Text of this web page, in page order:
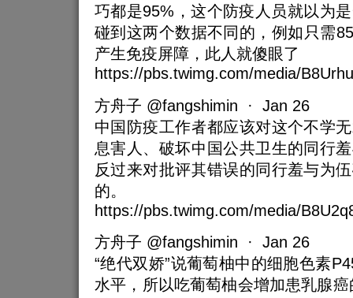
巧都是95%，这个防疫人员就以为
碰到这两个数据不同的，例如只需
产生免疫屏障，此人就傻眼了
https://pbs.twimg.com/media/
方舟子 @fangshimin · Jan 26
中国防疫工作者都应该对这个不学
息害人、破坏中国公共卫生的同行
反过来对批评其错误的同行羞与为
的。
https://pbs.twimg.com/media/
方舟子 @fangshimin · Jan 26
“绝代双娇”说葡萄柚中的细胞色素
水平，所以吃葡萄柚会增加患乳腺